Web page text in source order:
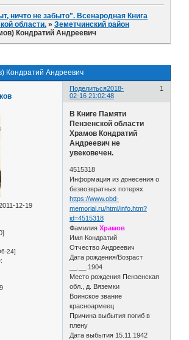
ничто не забыто". Всенародная Книга
области. »Земетчинский район
Кондратий Андреевич
Кондратий Андреевич
Поделиться 1
2018-
02-16 21:02:48
12-19
24]
В Книге Памяти
Пензенской области
Храмов Кондратий
Андреевич не
увековечен.
4515318
Информация из донесения о
безвозвратных потерях
https://www.obd-
memorial.ru/html/info.htm?
id=4515318
ФамилияХрамов
Имя Кондратий
Отчество Андреевич
Дата рождения/Возраст
__.__.1904
Место рождения Пензенская
обл., д. Вяземки
Воинское звание
красноармеец
Причина выбытия погиб в
плену
Дата выбытия 15.11.1942